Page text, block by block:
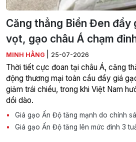
Căng thẳng Biển Đen đẩy
vọt, gạo châu Á chạm
MINH HẰNG 25-07-2026
Thời tiết cực đoan tại châu Á, căng
động thương mại toàn cầu đẩy giá
giảm trái chiều, trong khi Việt Nam
dồi dào.
Giá gạo Ấn Độ tăng mạnh do chính
Giá gạo Ấn Độ tăng lên mức đỉnh 3